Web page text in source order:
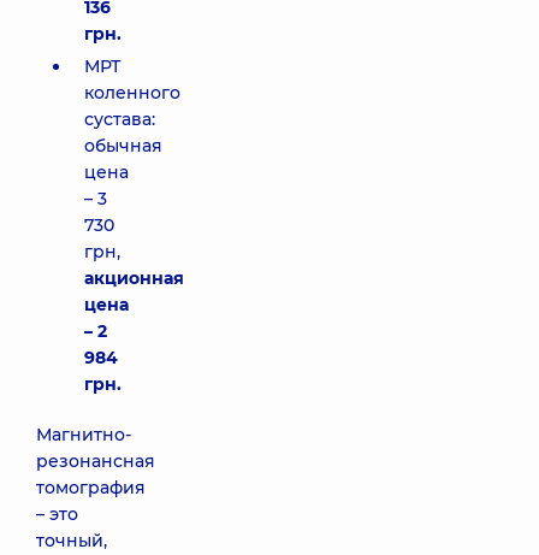
136
грн.
МРТ
коленного
сустава:
обычная
цена
– 3
730
грн,
акционная
цена
– 2
984
грн.
Магнитно-
резонансная
томография
– это
точный,